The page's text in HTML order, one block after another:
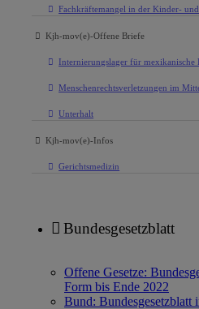
Fachkräftemangel in der Kinder-
Kjh-mov(e)-Offene Briefe
Internierungslager für mexikanische
Menschenrechtsverletzungen im
Unterhalt
Kjh-mov(e)-Infos
Gerichtsmedizin
Bundesgesetzblatt
Offene Gesetze:
Form bis Ende 2022
Bund: Bundesgesetzblatt